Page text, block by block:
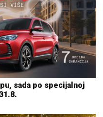
sada po specijalnoj